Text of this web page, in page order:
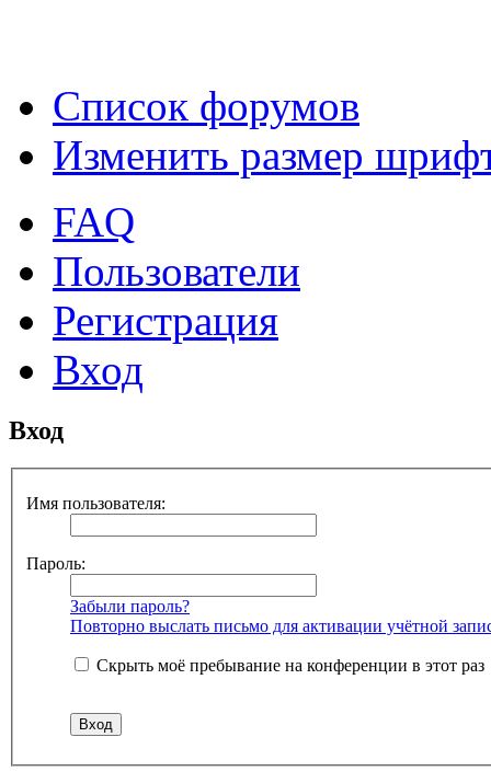
Список форумов
Изменить размер
FAQ
Пользователи
Регистрация
Вход
Вход
Имя пользователя:
Пароль:
Забыли пароль?
Повторно выслать письмо для активации учётной
Скрыть моё пребывание на конференции в этот раз